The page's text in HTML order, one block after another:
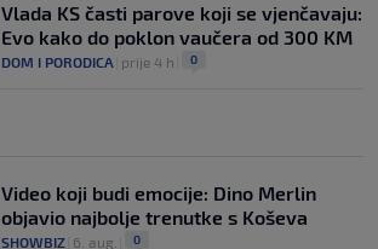
Vlada KS časti parove koji se vjenčavaju:
Evo kako do poklon vaučera od 300 KM
DOM I PORODICA prije 4 h 0
Video koji budi emocije: Dino Merlin
objavio najbolje trenutke s Koševa
SHOWBIZ 6. aug. 0